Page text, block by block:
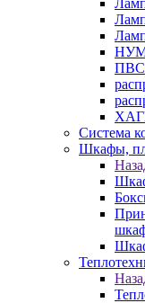
ПВС
Система
Шкафы,